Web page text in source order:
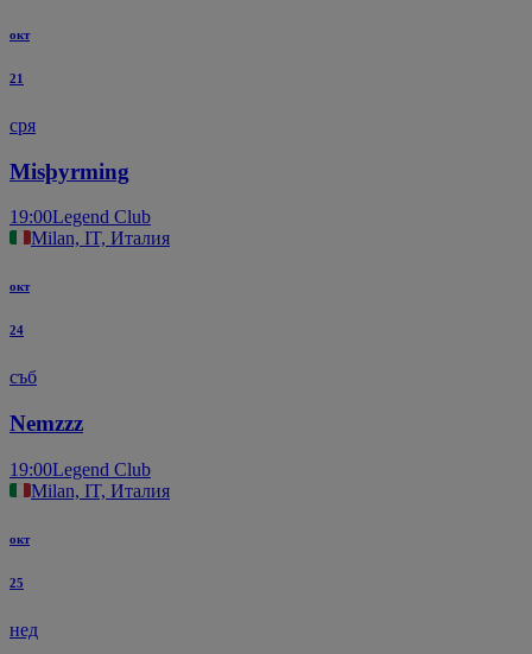
окт
21
сря
Misþyrming
19:00Legend Club
Milan, IT, Италия
окт
24
съб
Nemzzz
19:00Legend Club
Milan, IT, Италия
окт
25
нед